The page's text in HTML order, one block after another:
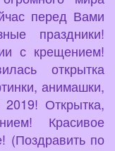
перед Вами
праздники!
с крещением!
открытка
анимашки,
Открытка,
Красивое
(Поздравить по